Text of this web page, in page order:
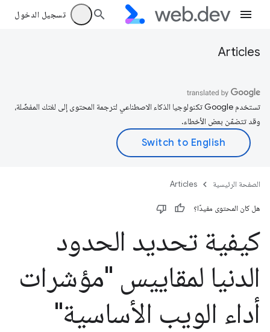
تسجيل الدخول
Articles
تستخدم Google تكنولوجيا الذكاء الاصطناعي لترجمة المحتوى إلى لغتك المفضّلة،
وقد تتضمّن بعض الأخطاء.
الصفحة الرئيسية Articles
هل كان المحتوى مفيدًا؟
كيفية تحديد الحدود
الدنيا لمقاييس "مؤشرات
أداء الويب الأساسية"